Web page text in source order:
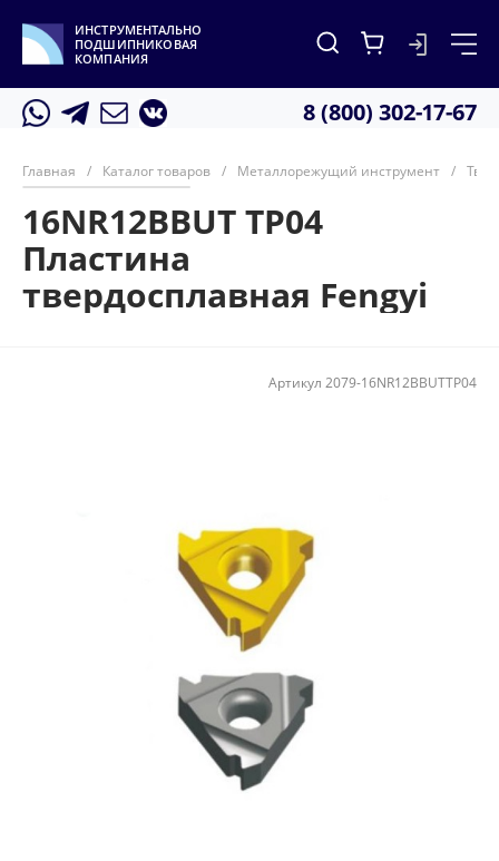
ИНСТРУМЕНТАЛЬНО
ПОДШИПНИКОВАЯ
КОМПАНИЯ
8 (800) 302-17-67
Главная / Каталог товаров / Металлорежущий инструмент /
16NR12BBUT TP04
Пластина
твердосплавная Fengyi
Артикул 2079-16NR12BBUTTP04